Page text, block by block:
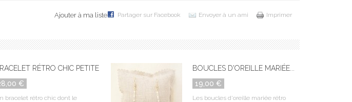
Partager sur Facebook Envoyer à un ami Imprimer
Ajouter à ma liste
RÉTRO CHIC PETITES...
€
bracelet rétro chic dont le
BOUCLES D'OREILLE MARIÉE...
19,00 €
Les boucles d'oreille mariée rétro